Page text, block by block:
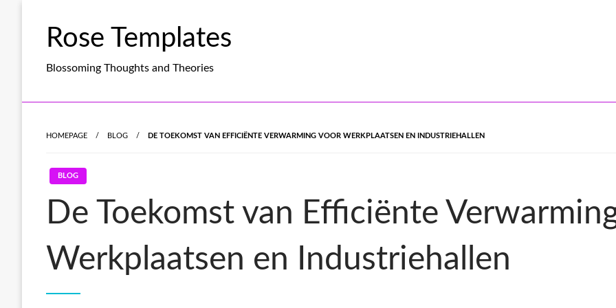
Rose Templates
Blossoming Thoughts and Theories
HOMEPAGE BLOG DE TOEKOMST VAN EFFICIËNTE VERWARMING VOOR WERKPLAATSEN EN INDUSTRIEHALLEN
BLOG
De Toekomst van Efficiënte
Werkplaatsen en Industriehallen